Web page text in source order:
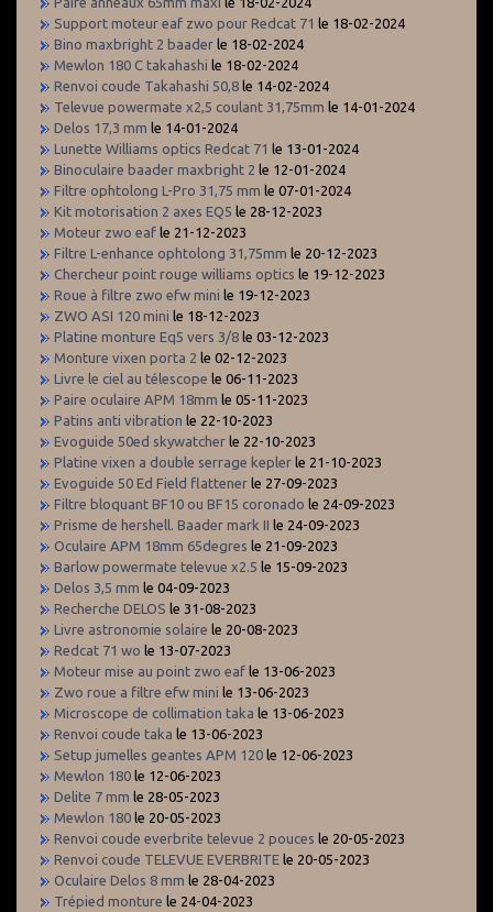
Support moteur eaf zwo pour Redcat 71 le 18-02-2024
Bino maxbright 2 baader le 18-02-2024
Mewlon 180 C takahashi le 18-02-2024
Renvoi coude Takahashi 50,8 le 14-02-2024
Televue powermate x2,5 coulant 31,75mm le 14-01-2024
Delos 17,3 mm le 14-01-2024
Lunette Williams optics Redcat 71 le 13-01-2024
Binoculaire baader maxbright 2 le 12-01-2024
Filtre ophtolong L-Pro 31,75 mm le 07-01-2024
Kit motorisation 2 axes EQ5 le 28-12-2023
Moteur zwo eaf le 21-12-2023
Filtre L-enhance ophtolong 31,75mm le 20-12-2023
Chercheur point rouge williams optics le 19-12-2023
Roue à filtre zwo efw mini le 19-12-2023
ZWO ASI 120 mini le 18-12-2023
Platine monture Eq5 vers 3/8 le 03-12-2023
Monture vixen porta 2 le 02-12-2023
Livre le ciel au télescope le 06-11-2023
Paire oculaire APM 18mm le 05-11-2023
Patins anti vibration le 22-10-2023
Evoguide 50ed skywatcher le 22-10-2023
Platine vixen a double serrage kepler le 21-10-2023
Evoguide 50 Ed Field flattener le 27-09-2023
Filtre bloquant BF10 ou BF15 coronado le 24-09-2023
Prisme de hershell. Baader mark II le 24-09-2023
Oculaire APM 18mm 65degres le 21-09-2023
Barlow powermate televue x2.5 le 15-09-2023
Delos 3,5 mm le 04-09-2023
Recherche DELOS le 31-08-2023
Livre astronomie solaire le 20-08-2023
Redcat 71 wo le 13-07-2023
Moteur mise au point zwo eaf le 13-06-2023
Zwo roue a filtre efw mini le 13-06-2023
Microscope de collimation taka le 13-06-2023
Renvoi coude taka le 13-06-2023
Setup jumelles geantes APM 120 le 12-06-2023
Mewlon 180 le 12-06-2023
Delite 7 mm le 28-05-2023
Mewlon 180 le 20-05-2023
Renvoi coude everbrite televue 2 pouces le 20-05-2023
Renvoi coude TELEVUE EVERBRITE le 20-05-2023
Oculaire Delos 8 mm le 28-04-2023
Trépied monture le 24-04-2023